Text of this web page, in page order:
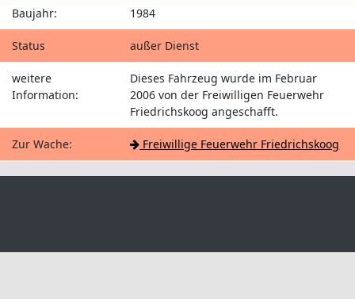
Baujahr: 1984
Status außer Dienst
weitere
Information:
Dieses Fahrzeug wurde im Februar
2006 von der Freiwilligen Feuerwehr
Friedrichskoog angeschafft.
Zur Wache: Freiwillige Feuerwehr Friedrichskoog